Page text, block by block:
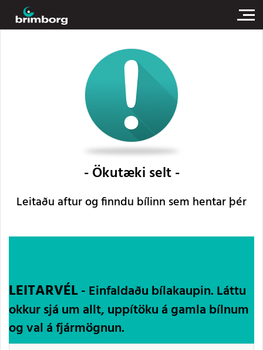
Ökutæki selt
Leitaðu aftur og finndu bílinn sem hentar þér
LEITARVÉL- Einfaldaðu bílakaupin. Láttu
okkur sjá um allt, uppítöku á gamla bílnum
og val á fjármögnun.